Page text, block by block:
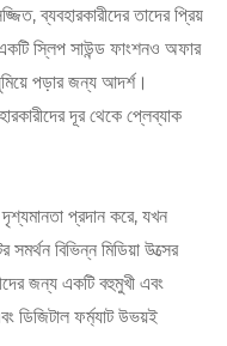
ব্যবহারকারীদের তাদের প্রিয়
স্লিপ সাউন্ড ফাংশনও অফার
পড়ার জন্য আদর্শ।
দূর থেকে প্লেব্যাক
প্রদান করে, যখন
বিভিন্ন মিডিয়া উত্সের
জন্য একটি বহুমুখী এবং
ডিজিটাল ফর্ম্যাট উভয়ই